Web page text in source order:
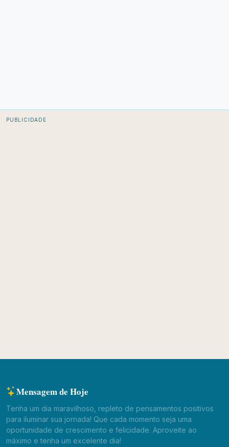
PUBLICIDADE
Mensagem de Hoje
Tenha um dia maravilhoso, repleto de pensamentos positivos
para iluminar sua jornada! Que cada momento seja uma
oportunidade de crescimento e felicidade. Aproveite ao
máximo e tenha um excelente dia!